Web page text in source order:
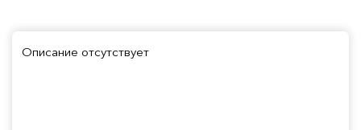
Описание отсутствует